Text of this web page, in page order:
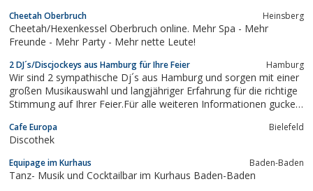
Tanz- und Erlebniswochenende mit Übernachtung im
Partnerhotel - 2 Übernachtungen.Tanz-...
Cheetah Oberbruch Heinsberg
Cheetah/Hexenkessel Oberbruch online. Mehr Spa - Mehr
Freunde - Mehr Party - Mehr nette Leute!
2 DJ´s/Discjockeys aus Hamburg für Ihre Feier Hamburg
Wir sind 2 sympathische Dj´s aus Hamburg und sorgen mit einer
großen Musikauswahl und langjähriger Erfahrung für die richtige
Stimmung auf Ihrer Feier.Für alle weiteren Informationen gucken
Sie uns.
Cafe Europa Bielefeld
Discothek
Equipage im Kurhaus Baden-Baden
Tanz- Musik und Cocktailbar im Kurhaus Baden-Baden